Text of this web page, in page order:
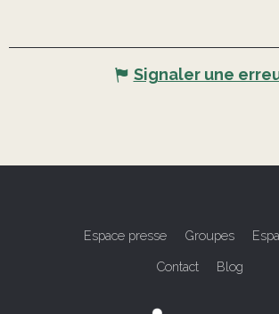
Signaler une
Espace presse Groupes
Contact Blog